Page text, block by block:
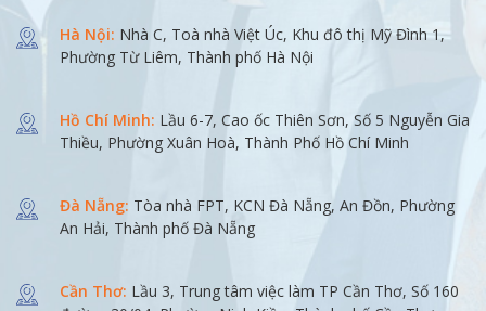
Hà Nội: Nhà C, Toà nhà Việt Úc, Khu đô thị Mỹ Đình 1,
Phường Từ Liêm, Thành phố Hà Nội
Hồ Chí Minh: Lầu 6-7, Cao ốc Thiên Sơn, Số 5 Nguyễn Gia
Thiều, Phường Xuân Hoà, Thành Phố Hồ Chí Minh
Đà Nẵng: Tòa nhà FPT, KCN Đà Nẵng, An Đồn, Phường
An Hải, Thành phố Đà Nẵng
Cần Thơ: Lầu 3, Trung tâm việc làm TP Cần Thơ, Số 160